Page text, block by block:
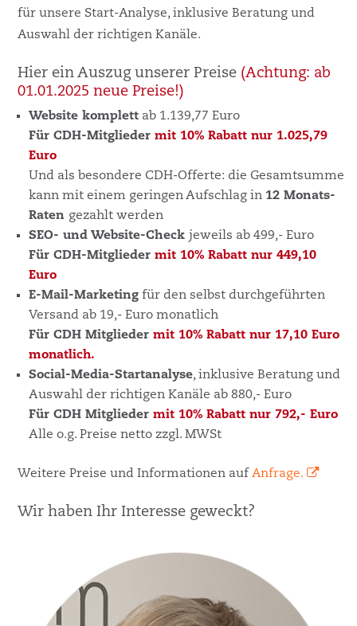
für unsere Start-Analyse, inklusive Beratung und
Auswahl der richtigen Kanäle.
Hier ein Auszug unserer Preise (Achtung: ab
01.01.2025 neue Preise!)
Website komplett ab 1.139,77 Euro
Für CDH-Mitgliedermit 10% Rabatt nur 1.025,79
Euro
Und als besondere CDH-Offerte: die Gesamtsumme
kann mit einem geringen Aufschlag in12 Monats-
Raten gezahlt werden
SEO- und Website-Checkjeweils ab 499,- Euro
Für CDH-Mitgliedermit 10% Rabatt nur 449,10
Euro
E-Mail-Marketing für den selbst durchgeführten
Versand ab 19,- Euro monatlich
Für CDH Mitgliedermit 10% Rabatt nur 17,10 Euro
monatlich.
Social-Media-Startanalyse, inklusive Beratung und
Auswahl der richtigen Kanäle ab 880,- Euro
Für CDH Mitgliedermit 10% Rabatt nur 792,- Euro
Alle o.g. Preise netto zzgl. MWSt
Weitere Preise und Informationen auf Anfrage.
Wir haben Ihr Interesse geweckt?